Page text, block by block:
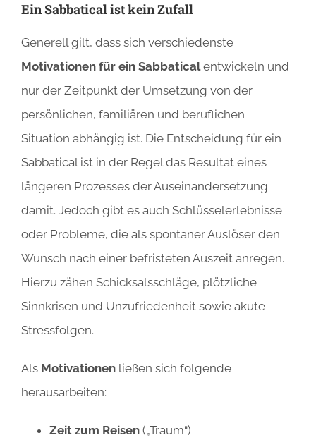
Ein Sabbatical ist kein Zufall
Generell gilt, dass sich verschiedenste
Motivationen für ein Sabbaticalentwickeln und
nur der Zeitpunkt der Umsetzung von der
persönlichen, familiären und beruflichen
Situation abhängig ist. Die Entscheidung für ein
Sabbatical ist in der Regel das Resultat eines
längeren Prozesses der Auseinandersetzung
damit. Jedoch gibt es auch Schlüsselerlebnisse
oder Probleme, die als spontaner Auslöser den
Wunsch nach einer befristeten Auszeit anregen.
Hierzu zähen Schicksalsschläge, plötzliche
Sinnkrisen und Unzufriedenheit sowie akute
Stressfolgen.
Als Motivationen ließen sich folgende
herausarbeiten:
Zeit zum Reisen („Traum“)